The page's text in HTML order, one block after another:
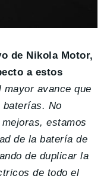
de Nikola Motor,
a estos
mayor avance que
baterías. No
estamos
de la batería de
de duplicar la
de todo el